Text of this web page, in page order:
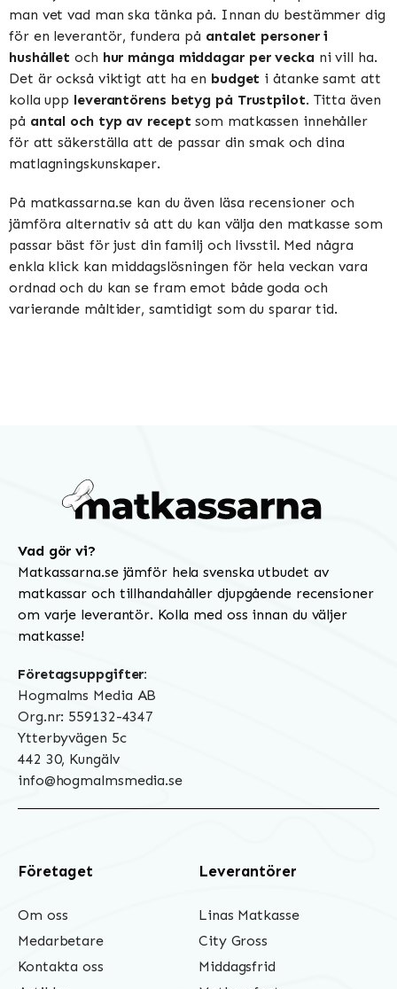
man vet vad man ska tänka på. Innan du bestämmer dig
för en leverantör, fundera på antalet personer i
hushållet och hur många middagar per veckani vill ha.
Det är också viktigt att ha en budget i åtanke samt att
kolla upp leverantörens betyg på Trustpilot. Titta även
på antal och typ av recept som matkassen innehåller
för att säkerställa att de passar din smak och dina
matlagningskunskaper.
På matkassarna.se kan du även läsa recensioner och
jämföra alternativ så att du kan välja den matkasse som
passar bäst för just din familj och livsstil. Med några
enkla klick kan middagslösningen för hela veckan vara
ordnad och du kan se fram emot både goda och
varierande måltider, samtidigt som du sparar tid.
Vad gör vi?
Matkassarna.se jämför hela svenska utbudet av
matkassar och tillhandahåller djupgående recensioner
om varje leverantör. Kolla med oss innan du väljer
matkasse!
Företagsuppgifter:
Hogmalms Media AB
Org.nr: 559132-4347
Ytterbyvägen 5c
442 30, Kungälv
info@hogmalmsmedia.se
Företaget
Om oss
Medarbetare
Kontakta oss
Leverantörer
Linas Matkasse
City Gross
Middagsfrid